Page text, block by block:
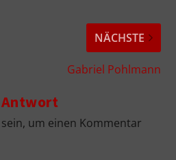
NÄCHSTE
Gabriel Pohlmann
sein, um einen Kommentar